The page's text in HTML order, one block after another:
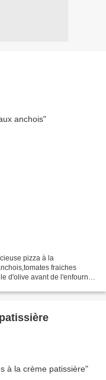
pizza à la
fraiches
d'olive avant de l'enfourner